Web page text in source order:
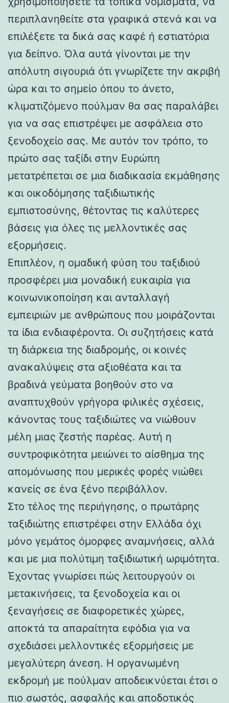
περιπλανηθείτε στα γραφικά στενά και να
επιλέξετε τα δικά σας καφέ ή εστιατόρια
για δείπνο. Όλα αυτά γίνονται με την
απόλυτη σιγουριά ότι γνωρίζετε την ακριβή
ώρα και το σημείο όπου το άνετο,
κλιματιζόμενο πούλμαν θα σας παραλάβει
για να σας επιστρέψει με ασφάλεια στο
ξενοδοχείο σας. Με αυτόν τον τρόπο, το
πρώτο σας ταξίδι στην Ευρώπη
μετατρέπεται σε μια διαδικασία εκμάθησης
και οικοδόμησης ταξιδιωτικής
εμπιστοσύνης, θέτοντας τις καλύτερες
βάσεις για όλες τις μελλοντικές σας
εξορμήσεις.
Επιπλέον, η ομαδική φύση του ταξιδιού
προσφέρει μια μοναδική ευκαιρία για
κοινωνικοποίηση και ανταλλαγή
εμπειριών με ανθρώπους που μοιράζονται
τα ίδια ενδιαφέροντα. Οι συζητήσεις κατά
τη διάρκεια της διαδρομής, οι κοινές
ανακαλύψεις στα αξιοθέατα και τα
βραδινά γεύματα βοηθούν στο να
αναπτυχθούν γρήγορα φιλικές σχέσεις,
κάνοντας τους ταξιδιώτες να νιώθουν
μέλη μιας ζεστής παρέας. Αυτή η
συντροφικότητα μειώνει το αίσθημα της
απομόνωσης που μερικές φορές νιώθει
κανείς σε ένα ξένο περιβάλλον.
Στο τέλος της περιήγησης, ο πρωτάρης
ταξιδιώτης επιστρέφει στην Ελλάδα όχι
μόνο γεμάτος όμορφες αναμνήσεις, αλλά
και με μια πολύτιμη ταξιδιωτική ωριμότητα.
Έχοντας γνωρίσει πώς λειτουργούν οι
μετακινήσεις, τα ξενοδοχεία και οι
ξεναγήσεις σε διαφορετικές χώρες,
αποκτά τα απαραίτητα εφόδια για να
σχεδιάσει μελλοντικές εξορμήσεις με
μεγαλύτερη άνεση. Η οργανωμένη
εκδρομή με πούλμαν αποδεικνύεται έτσι ο
πιο σωστός, ασφαλής και αποδοτικός